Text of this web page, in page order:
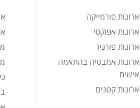
ארונות פורמייקה
ארונות אפוקסי
ארונות פורניר
ארונות אמבטיה בהתאמה
אישית
ארונות קטנים